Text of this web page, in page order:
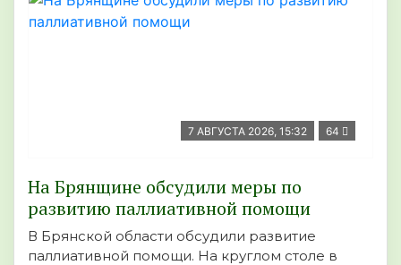
7 АВГУСТА 2026, 15:32 64
На Брянщине обсудили меры по
развитию паллиативной помощи
В Брянской области обсудили развитие
паллиативной помощи. На круглом столе в